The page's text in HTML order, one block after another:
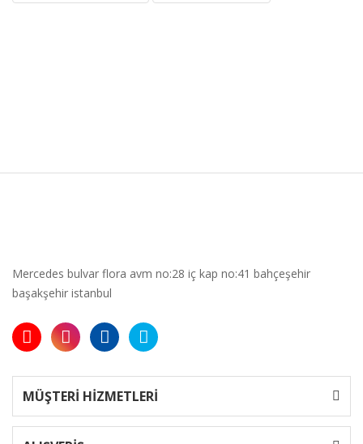
Mercedes bulvar flora avm no:28 iç kap no:41 bahçeşehir
başakşehir istanbul
MÜŞTERİ HİZMETLERİ